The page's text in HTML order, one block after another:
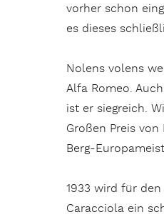
vorher schon
es dieses
Nolens volens
Alfa Romeo.
ist er siegreich.
Großen Preis
Berg-
1933 wird für
Caracciola ein